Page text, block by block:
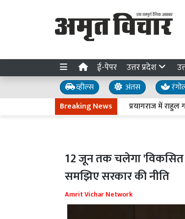
ई-पेपर उत्तर प्रदेश
व्हील्स अंतस
Breaking Newsप्रयागराज में राहुल
12 जून तक चलेगा
समझिए सरकार की नीति
Amrit Vichar Network